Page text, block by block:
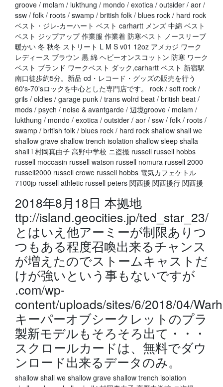
groove / molam / lukthung / mondo / exotica / outsider / aor /
ssw / folk / roots / swamp / british folk / blues rock / hard rock
ベスト・ジレ-カーハート ベスト carhartt メンズ 中綿 ベスト
ベスト ジップアップ 作業服 作業着 防寒ベスト ノースリーブ
暖かい 冬 秋冬 ストリート L M S v01 12oz アメカジ ワーク
レディース ブラウン 黒 綿 ヘビーオンスコットン 防寒 ワーク
ベスト ブランド ワークベスト ダック,carhartt ベスト 新宿駅
南口徒歩約5分。新品 cd・レコード・グッズの販売を行う
60's-70'sロックを中心とした専門店です。 rock / soft rock /
grils / oldies / garage punk / trans wolrd beat / british beat /
mods / psych / noise & avantgarde / 辺境groove / molam /
lukthung / mondo / exotica / outsider / aor / ssw / folk / roots /
swamp / british folk / blues rock / hard rock shallow shall we
shallow grave shallow trench isolation shallow sleep shalla
shall i 村岡真由子 高野中学校 ニ盗撮 russell russell hobbs
russell moccasin russell watson russell nomura russell 2000
russell2000 russell crowe russell hobbs 電気カフェケトル
7100jp russell athletic russell peters 関西援 関西援行 関西援
2018年8月18日 本拠地
ttp://island.geocities.jp/ted_star_23/
とはいえ他アーミーが制限ありつ
つもある程度召喚出来るチャンス
が増えたのでストームキャストだ
けが強いという事もないですが
.com/wp-
content/uploads/sites/6/2018/04/
キーパーオブシークレットのプラ
製新モデルもそろそろ出て・・・
スクロールカードは、無料でダウ
ンロード出来るデータのみ。
shallow shall we shallow grave shallow trench isolation